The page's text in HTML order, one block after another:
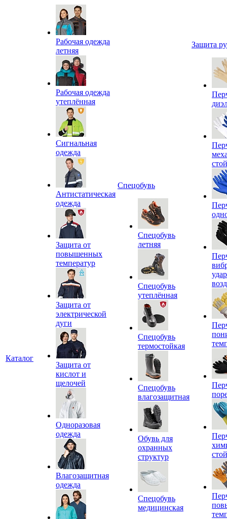
Каталог
Рабочая одежда
летняя
Рабочая одежда
утеплённая
Сигнальная
одежда
Антистатическая
одежда
Защита от
повышенных
температур
Защита от
электрической
дуги
Защита от
кислот и
щелочей
Одноразовая
одежда
Влагозащитная
одежда
Спецобувь
Спецобувь
летняя
Спецобувь
утеплённая
Спецобувь
термостойкая
Спецобувь
влагозащитная
Обувь для
охранных
структур
Спецобувь
медицинская
Защита